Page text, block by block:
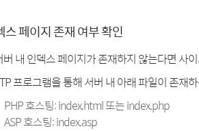
스 페이지 존재 여부 확인
버 내 인덱스 페이지가 존재하지 않는다면 사
프로그램을 통해 서버 내 아래 파일이 존재
PHP 호스팅: index.html 또는 index.php
ASP 호스팅: index.asp